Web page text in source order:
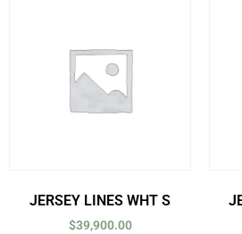
JERSEY LINES WHT S
$39,900.00